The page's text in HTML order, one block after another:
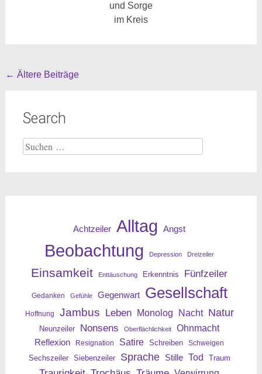
und Sorge
im Kreis
Beitragsnavigation
← Ältere Beiträge
Search
Suche
nach:
Achtzeiler Alltag Angst
Beobachtung Depression Dreizeiler
Einsamkeit Enttäuschung Erkenntnis Fünfzeiler
Gedanken Gefühle Gegenwart Gesellschaft
Hoffnung Jambus Leben Monolog Nacht Natur
Neunzeiler Nonsens Oberflächlichkeit
Ohnmacht
Reflexion
Resignation Satire Schreiben Schweigen
Sechszeiler Siebenzeiler Sprache Stille Tod Traum